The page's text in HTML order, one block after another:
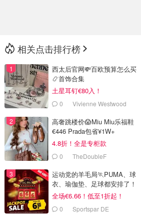
相关点击排行榜
西太后官网💸百欧预算怎么买
📿首饰合集
土星耳钉€80入！
0 Vivienne Westwood
高奢跳楼价😱Miu Miu乐福鞋
€446 Prada包省¥1W+
4.8折！全是专柜款
0 TheDoubleF
运动党的羊毛局🏃PUMA、球
衣、瑜伽垫、足球都安排了！
全场€6.66！低至1折起！
0 Sportspar DE